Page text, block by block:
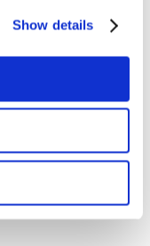
Show details